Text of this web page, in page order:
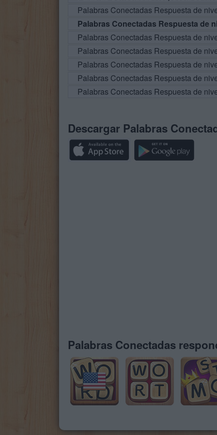
Palabras Conectadas Respuesta de
Palabras Conectadas Respuesta de
Palabras Conectadas Respuesta de
Palabras Conectadas Respuesta de
Palabras Conectadas Respuesta de
Palabras Conectadas Respuesta de
Palabras Conectadas Respuesta de
Descargar Palabras
Palabras Conectadas